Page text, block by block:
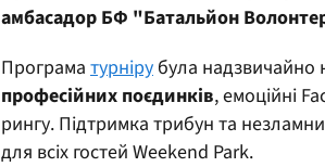
амбасадор БФ "Батальйон
Програма турніру була надзвичайно
професійних поєдинків, емоційні
рингу. Підтримка трибун та
для всіх гостей Weekend Park.